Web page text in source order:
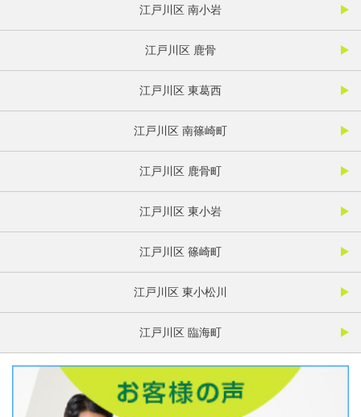
江戸川区 南小岩
江戸川区 鹿骨
江戸川区 東葛西
江戸川区 南篠崎町
江戸川区 鹿骨町
江戸川区 東小岩
江戸川区 篠崎町
江戸川区 東小松川
江戸川区 臨海町